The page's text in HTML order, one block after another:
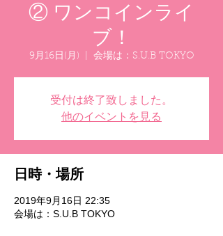
② ワンコインライ
ブ！
9月16日(月) 会場は：S.U.B TOKYO
受付は終了致しました。
他のイベントを見る
日時・場所
2019年9月16日 22:35
会場は：S.U.B TOKYO